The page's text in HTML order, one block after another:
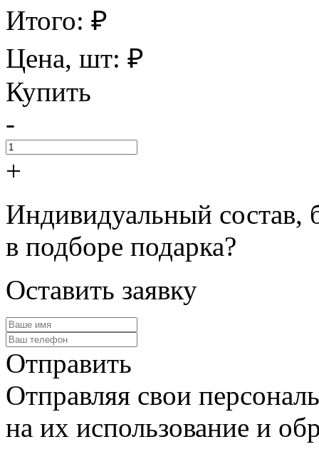
Итого: ₽
Цена, шт: ₽
Купить
-
+
Индивидуальный состав,
в подборе подарка?
Оставить заявку
Отправить
Отправляя свои
на их использование и